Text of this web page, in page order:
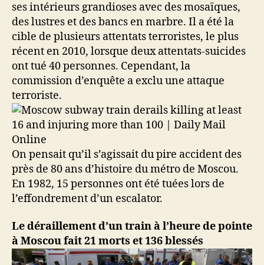
ses intérieurs grandioses avec des mosaïques,
des lustres et des bancs en marbre. Il a été la
cible de plusieurs attentats terroristes, le plus
récent en 2010, lorsque deux attentats-suicides
ont tué 40 personnes. Cependant, la
commission d’enquête a exclu une attaque
terroriste.
On pensait qu’il s’agissait du pire accident des
près de 80 ans d’histoire du métro de Moscou.
En 1982, 15 personnes ont été tuées lors de
l’effondrement d’un escalator.
Le déraillement d’un train à l’heure de pointe
à Moscou fait 21 morts et 136 blessés